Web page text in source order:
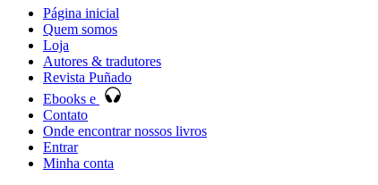
Página inicial
Quem somos
Loja
Autores & tradutores
Revista Puñado
Ebooks e
Contato
Onde encontrar nossos livros
Entrar
Minha conta